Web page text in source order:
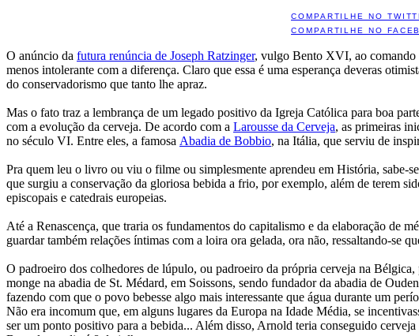
COMPARTILHE NO
COMPARTILHE NO
O anúncio da futura renúncia de Joseph Ratzinger, vulgo Bento XVI, ao comando
menos intolerante com a diferença. Claro que essa é uma esperança deveras
do conservadorismo que tanto lhe apraz.
Mas o fato traz a lembrança de um legado positivo da Igreja Católica para boa
com a evolução da cerveja. De acordo com a Larousse da Cerveja, as primeiras
no século VI. Entre eles, a famosa Abadia de Bobbio, na Itália, que serviu de
Pra quem leu o livro ou viu o filme ou simplesmente aprendeu em História, sabe-
que surgiu a conservação da gloriosa bebida a frio, por exemplo, além de terem
episcopais e catedrais europeias.
Até a Renascença, que traria os fundamentos do capitalismo e da elaboração de
guardar também relações íntimas com a loira ora gelada, ora não, ressaltando-se
O padroeiro dos colhedores de lúpulo, ou padroeiro da própria cerveja na
monge na abadia de St. Médard, em Soissons, sendo fundador da abadia de
fazendo com que o povo bebesse algo mais interessante que água durante um
Não era incomum que, em alguns lugares da Europa na Idade Média, se
ser um ponto positivo para a bebida... Além disso, Arnold teria conseguido